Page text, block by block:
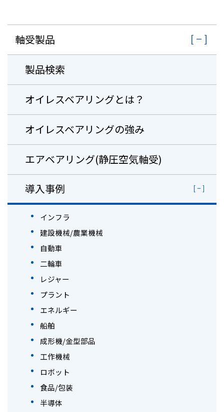
軸受製品
製品検索
オイレスベアリングとは？
オイレスベアリングの強み
エアベアリング(静圧空気軸受)
導入事例
インフラ
建設機械/農業機械
自動車
二輪車
レジャー
プラント
エネルギー
船舶
成形機/金型部品
工作機械
ロボット
食品/包装
半導体